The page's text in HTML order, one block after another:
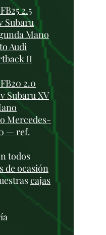
2.5
Subaru
Mano
Audi
II
2.0
Subaru XV
Mercedes-
— ref.
todos
de ocasión
cajas